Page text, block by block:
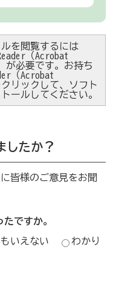
ルを閲覧するには
（Acrobat
が必要です。お持ち
（Acrobat
リックして、ソフト
ールしてください。
したか？
皆様のご意見をお聞
ですか。
いえない
わかり